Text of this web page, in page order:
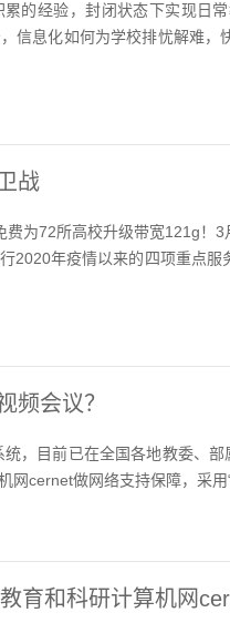
的经验，封闭状态下实现日
信息化如何为学校排忧解难
战
费为72所高校升级带宽121g
2020年疫情以来的四项重点
频会议？
，目前已在全国各地教委、
网cernet做网络支持保障，采
育和科研计算机网